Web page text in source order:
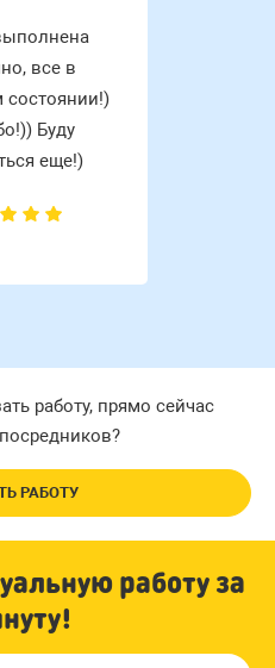
все в
состоянии!)
Буду
еще!)
работу, прямо сейчас
РАБОТУ
работу за